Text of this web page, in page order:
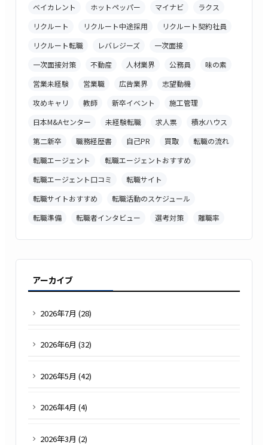
ベイカレント ホットペッパー マイナビ
ラクス
リクルート
リクルート中途採用
リクルート契約社員
リクルート転職
レバレジーズ
一次面接
一次面接対策
不動産 人材業界 公務員
味の素
営業未経験
営業職 広告業界
志望動機
攻めキャリ
教師 新卒イベント
施工管理
日本M&Aセンター
未経験転職 求人票
積水ハウス
第二新卒
職務経歴書 自己PR 買取
転職の流れ
転職エージェント
転職エージェントおすすめ
転職エージェント口コミ
転職サイト
転職サイトおすすめ
転職活動のスケジュール
転職準備
転職者インタビュー 選考対策 離職率
アーカイブ
2026年7月 (28)
2026年6月 (32)
2026年5月 (42)
2026年4月 (4)
2026年3月 (2)